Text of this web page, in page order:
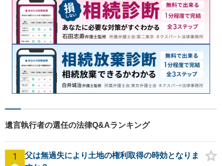
遺言執行者の選任の法律Q&Aランキング
1
父は無過失により土地の権利取得の時効となりま